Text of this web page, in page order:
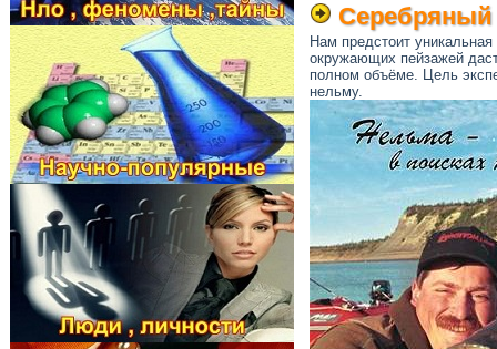
Серебряный
Нам предстоит
окружающих пейзажей
полном объёме. Цель
нельму.